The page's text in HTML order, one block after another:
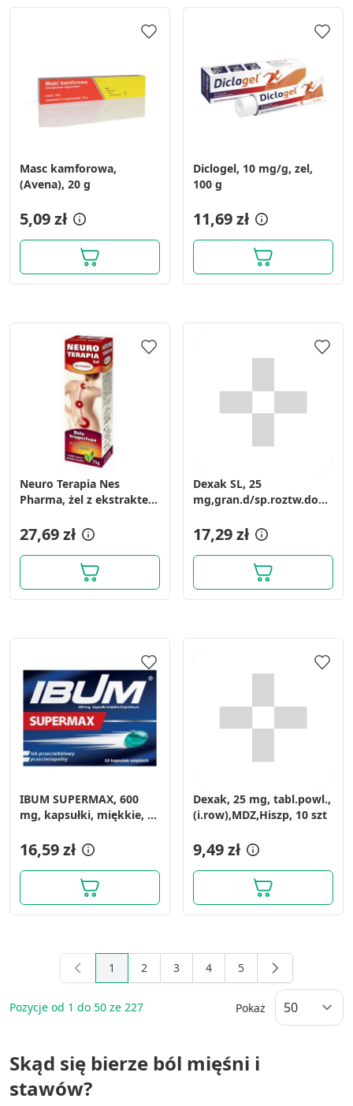
Masc kamforowa,
(Avena), 20 g
5,09 zł
Diclogel, 10 mg/g, zel,
100 g
11,69 zł
Neuro Terapia Nes
Pharma, żel z ekstraktem
75 g
27,69 zł
Dexak SL, 25
mg,gran.d/sp.roztw.dou,
17,29 zł
IBUM SUPERMAX, 600
mg, kapsułki, miękkie, 10
16,59 zł
Dexak, 25 mg, tabl.powl.,
(i.row),MDZ,Hiszp, 10 szt
9,49 zł
Pozycje od 1 do 50 ze 227
You're currently reading page
1 Page
2 Page
3 Page
4 Page
5
Pokaż
Skąd się bierze ból mięśni i
stawów?